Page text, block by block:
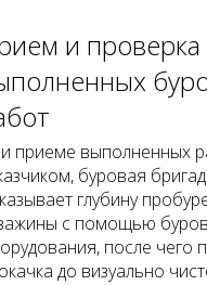
и проверка
приеме выполненных
буровая
глубину
с помощью
после чего
до визуально